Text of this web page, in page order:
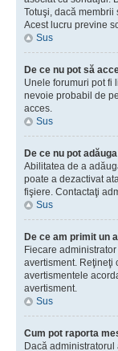
Totuşi, dacă
Acest lucru previne
Sus
De ce nu pot să
Unele forumuri pot fi
nevoie probabil de
acces.
Sus
De ce nu pot
Abilitatea de a
poate a dezactivat
fişiere. Contactaţi
Sus
De ce am primit un
Fiecare
avertisment. Reţineţi
avertismentele
avertisment.
Sus
Cum pot raporta
Dacă